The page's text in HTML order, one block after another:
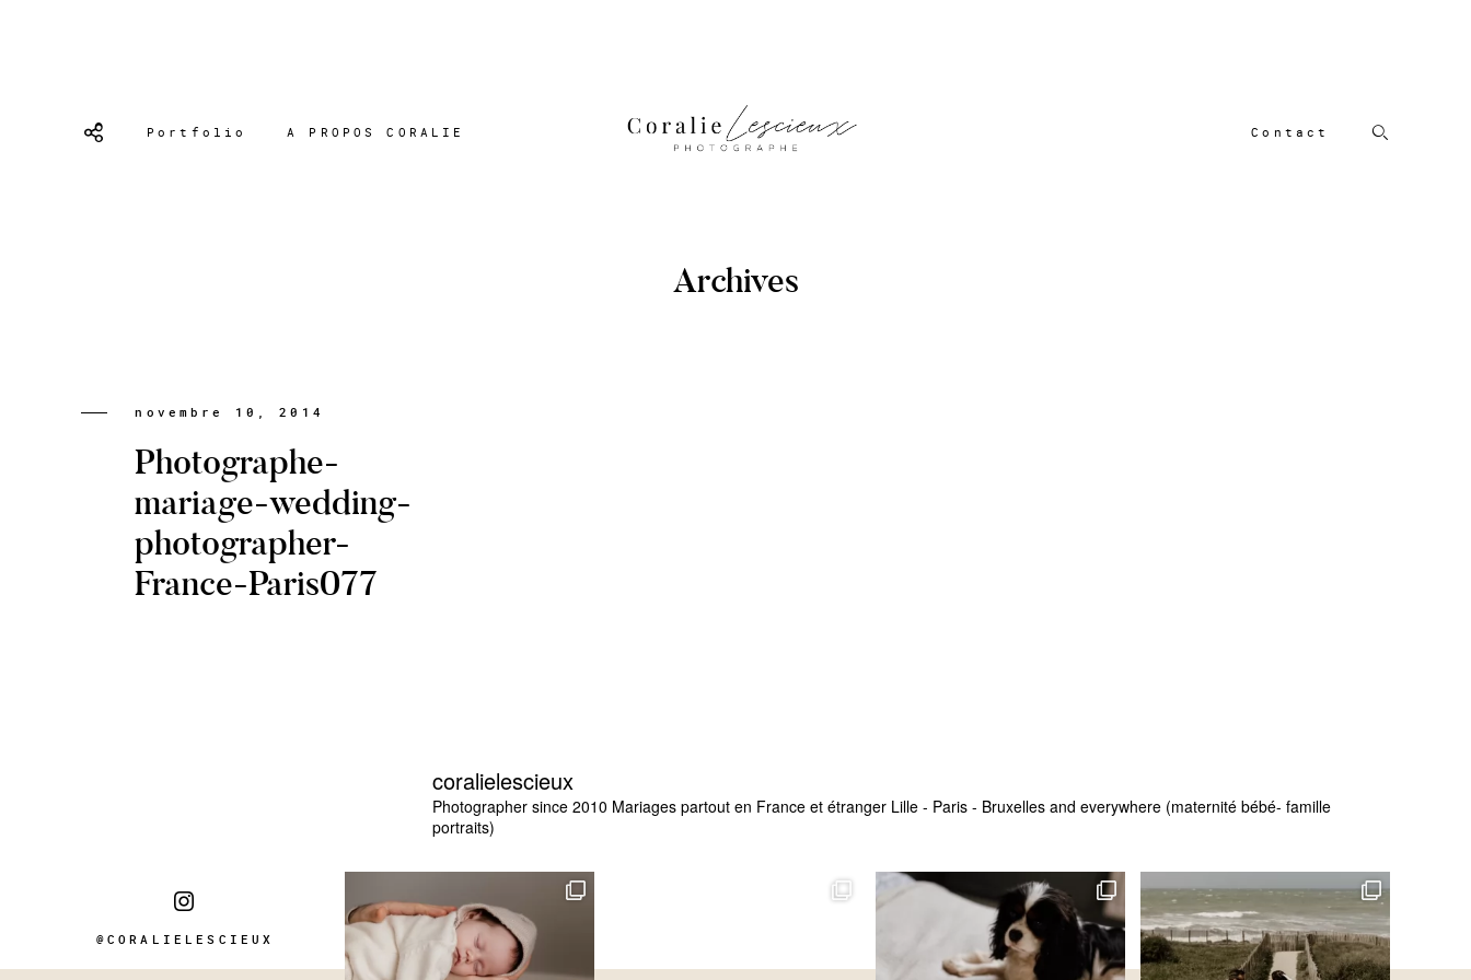
Portfolio A PROPOS CORALIE Contact
Archives
novembre 10, 2014
Photographe-
mariage-wedding-
photographer-
France-Paris077
@CORALIELESCIEUX
coralielescieux
Photographer since 2010 Mariages partout en France et étranger Lille - Paris - Bruxelles and everywhere (maternité bébé- famille
portraits)